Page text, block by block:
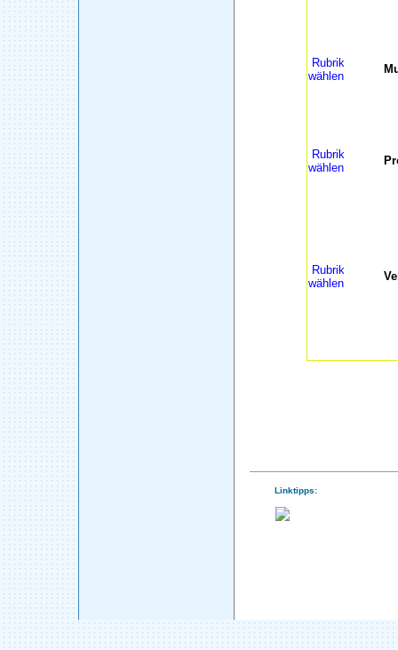
Rubrik
wählen
Rubrik
wählen
Rubrik
wählen
Linktipps: